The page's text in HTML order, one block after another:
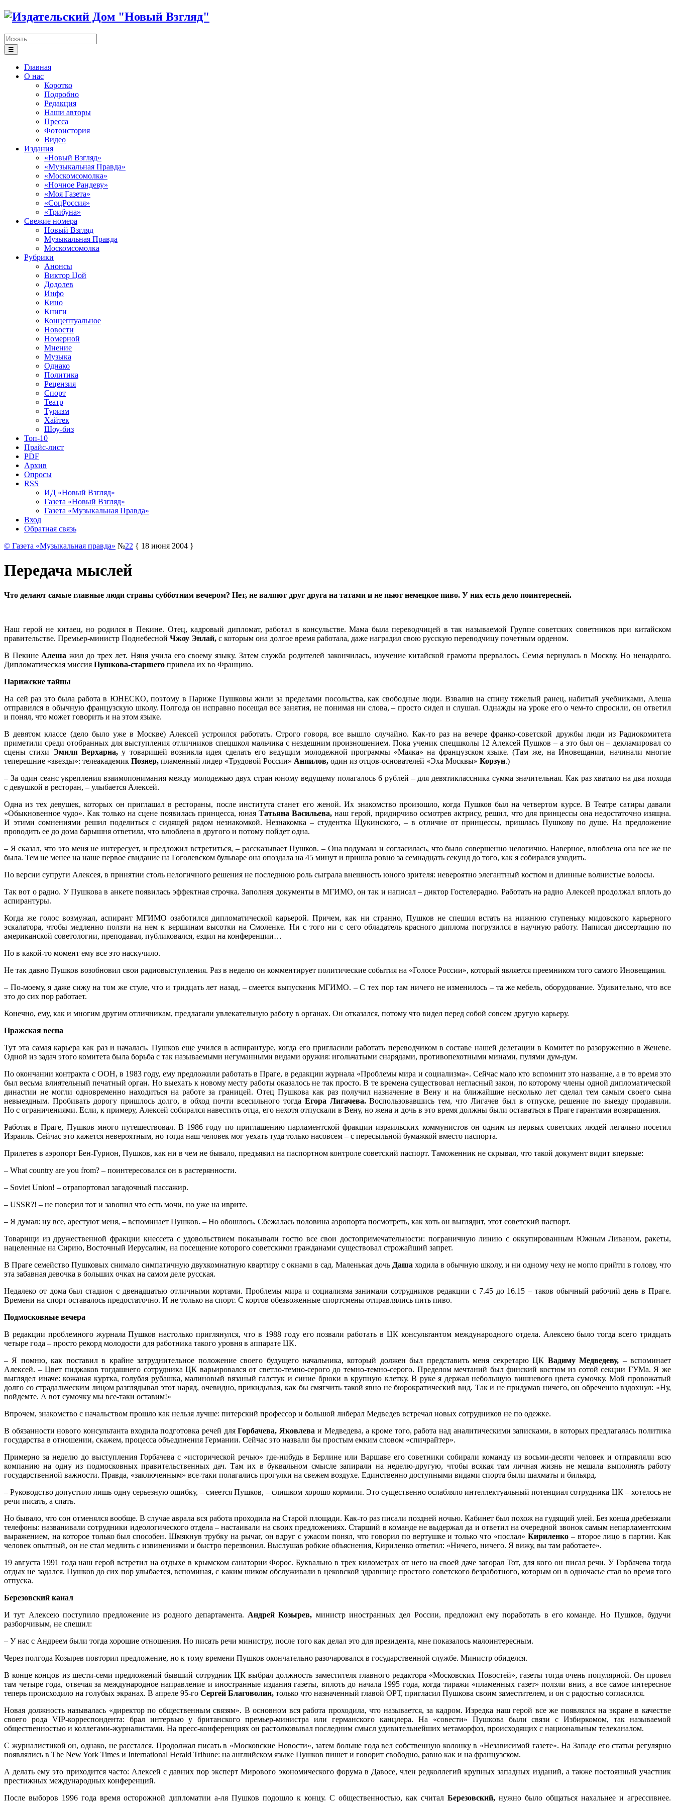
☰
Главная
О нас
Коротко
Подробно
Редакция
Наши авторы
Пресса
Фотоистория
Видео
Издания
«Новый Взгляд»
«Музыкальная Правда»
«Москомсомолка»
«Ночное Рандеву»
«Моя Газета»
«СоцРоссия»
«Трибуна»
Свежие номера
Новый Взгляд
Музыкальная Правда
Москомсомолка
Рубрики
Анонсы
Виктор Цой
Додолев
Инфо
Кино
Книги
Концептуальное
Новости
Номерной
Мнение
Музыка
Однако
Политика
Рецензия
Спорт
Театр
Туризм
Хайтек
Шоу-биз
Топ-10
Прайс-лист
PDF
Архив
Опросы
RSS
ИД «Новый Взгляд»
Газета «Новый Взгляд»
Газета «Музыкальная Правда»
Вход
Обратная связь
© Газета «Музыкальная правда» №22 { 18 июня 2004 }
Передача мыслей
Что делают самые главные люди страны субботним вечером? Нет, не валяют друг друга на татами и не пьют немецкое пиво. У них есть дело поинтересней.
Наш герой не китаец, но родился в Пекине. Отец, кадровый дипломат, работал в консульстве. Мама была переводчицей в так называемой Группе советских советников при китайском
правительстве. Премьер-министр Поднебесной Чжоу Энлай, с которым она долгое время работала, даже наградил свою русскую переводчицу почетным орденом.
В Пекине Алешажил до трех лет. Няня учила его своему языку. Затем служба родителей закончилась, изучение китайской грамоты прервалось. Семья вернулась в Москву. Но ненадолго.
Дипломатическая миссия Пушкова-старшего привела их во Францию.
Парижские тайны
На сей раз это была работа в ЮНЕСКО, поэтому в Париже Пушковы жили за пределами посольства, как свободные люди. Взвалив на спину тяжелый ранец, набитый учебниками, Алеша
отправился в обычную французскую школу. Полгода он исправно посещал все занятия, не понимая ни слова, – просто сидел и слушал. Однажды на уроке его о чем-то спросили, он ответил
и понял, что может говорить и на этом языке.
В девятом классе (дело было уже в Москве) Алексей устроился работать. Строго говоря, все вышло случайно. Как-то раз на вечере франко-советской дружбы люди из Радиокомитета
приметили среди отобранных для выступления отличников спецшкол мальчика с нездешним произношением. Пока ученик спецшколы 12 Алексей Пушков – а это был он – декламировал со
сцены стихи Эмиля Верхарна,у товарищей возникла идея сделать его ведущим молодежной программы «Маяка» на французском языке. (Там же, на Иновещании, начинали многие
теперешние «звезды»: телеакадемик Познер, пламенный лидер «Трудовой России» Анпилов, один из отцов-основателей «Эха Москвы» Корзун.)
– За один сеанс укрепления взаимопонимания между молодежью двух стран юному ведущему полагалось 6 рублей – для девятиклассника сумма значительная. Как раз хватало на два похода
с девушкой в ресторан, – улыбается Алексей.
Одна из тех девушек, которых он приглашал в рестораны, после института станет его женой. Их знакомство произошло, когда Пушков был на четвертом курсе. В Театре сатиры давали
«Обыкновенное чудо». Как только на сцене появилась принцесса, юная Татьяна Васильева, наш герой, придирчиво осмотрев актрису, решил, что для принцессы она недостаточно изящна.
И этими сомнениями решил поделиться с сидящей рядом незнакомкой. Незнакомка – студентка Щукинского, – в отличие от принцессы, пришлась Пушкову по душе. На предложение
проводить ее до дома барышня ответила, что влюблена в другого и потому пойдет одна.
– Я сказал, что это меня не интересует, и предложил встретиться, – рассказывает Пушков. – Она подумала и согласилась, что было совершенно нелогично. Наверное, влюблена она все же не
была. Тем не менее на наше первое свидание на Гоголевском бульваре она опоздала на 45 минут и пришла ровно за семнадцать секунд до того, как я собирался уходить.
По версии супруги Алексея, в принятии столь нелогичного решения не последнюю роль сыграла внешность юного зрителя: невероятно элегантный костюм и длинные волнистые волосы.
Так вот о радио. У Пушкова в анкете появилась эффектная строчка. Заполняя документы в МГИМО, он так и написал – диктор Гостелерадио. Работать на радио Алексей продолжал вплоть до
аспирантуры.
Когда же голос возмужал, аспирант МГИМО озаботился дипломатической карьерой. Причем, как ни странно, Пушков не спешил встать на нижнюю ступеньку мидовского карьерного
эскалатора, чтобы медленно ползти на нем к вершинам высотки на Смоленке. Ни с того ни с сего обладатель красного диплома погрузился в научную работу. Написал диссертацию по
американской советологии, преподавал, публиковался, ездил на конференции…
Но в какой-то момент ему все это наскучило.
Не так давно Пушков возобновил свои радиовыступления. Раз в неделю он комментирует политические события на «Голосе России», который является преемником того самого Иновещания.
– По-моему, я даже сижу на том же стуле, что и тридцать лет назад, – смеется выпускник МГИМО. – С тех пор там ничего не изменилось – та же мебель, оборудование. Удивительно, что все
это до сих пор работает.
Конечно, ему, как и многим другим отличникам, предлагали увлекательную работу в органах. Он отказался, потому что видел перед собой совсем другую карьеру.
Пражская весна
Тут эта самая карьера как раз и началась. Пушков еще учился в аспирантуре, когда его пригласили работать переводчиком в составе нашей делегации в Комитет по разоружению в Женеве.
Одной из задач этого комитета была борьба с так называемыми негуманными видами оружия: игольчатыми снарядами, противопехотными минами, пулями дум-дум.
По окончании контракта с ООН, в 1983 году, ему предложили работать в Праге, в редакции журнала «Проблемы мира и социализма». Сейчас мало кто вспомнит это название, а в то время это
был весьма влиятельный печатный орган. Но выехать к новому месту работы оказалось не так просто. В те времена существовал негласный закон, по которому члены одной дипломатической
династии не могли одновременно находиться на работе за границей. Отец Пушкова как раз получил назначение в Вену и на ближайшие несколько лет сделал тем самым своего сына
невыездным. Пробивать дорогу пришлось долго, в обход почти всесильного тогда Егора Лигачева.Воспользовавшись тем, что Лигачев был в отпуске, решение по выезду продавили.
Но с ограничениями. Если, к примеру, Алексей собирался навестить отца, его нехотя отпускали в Вену, но жена и дочь в это время должны были оставаться в Праге гарантами возвращения.
Работая в Праге, Пушков много путешествовал. В 1986 году по приглашению парламентской фракции израильских коммунистов он одним из первых советских людей легально посетил
Израиль. Сейчас это кажется невероятным, но тогда наш человек мог уехать туда только насовсем – с пересыльной бумажкой вместо паспорта.
Прилетев в аэропорт Бен-Гурион, Пушков, как ни в чем не бывало, предъявил на паспортном контроле советский паспорт. Таможенник не скрывал, что такой документ видит впервые:
– What country are you from? – поинтересовался он в растерянности.
– Soviet Union! – отрапортовал загадочный пассажир.
– USSR?! – не поверил тот и завопил что есть мочи, но уже на иврите.
– Я думал: ну все, арестуют меня, – вспоминает Пушков. – Но обошлось. Сбежалась половина аэропорта посмотреть, как хоть он выглядит, этот советский паспорт.
Товарищи из дружественной фракции кнессета с удовольствием показывали гостю все свои достопримечательности: пограничную линию с оккупированным Южным Ливаном, ракеты,
нацеленные на Сирию, Восточный Иерусалим, на посещение которого советскими гражданами существовал строжайший запрет.
В Праге семейство Пушковых снимало симпатичную двухкомнатную квартиру с окнами в сад. Маленькая дочь Даша ходила в обычную школу, и ни одному чеху не могло прийти в голову, что
эта забавная девочка в больших очках на самом деле русская.
Недалеко от дома был стадион с двенадцатью отличными кортами. Проблемы мира и социализма занимали сотрудников редакции с 7.45 до 16.15 – таков обычный рабочий день в Праге.
Времени на спорт оставалось предостаточно. И не только на спорт. С кортов обезвоженные спортсмены отправлялись пить пиво.
Подмосковные вечера
В редакции проблемного журнала Пушков настолько приглянулся, что в 1988 году его позвали работать в ЦК консультантом международного отдела. Алексею было тогда всего тридцать
четыре года – просто рекорд молодости для работника такого уровня в аппарате ЦК.
– Я помню, как поставил в крайне затруднительное положение своего будущего начальника, который должен был представить меня секретарю ЦК Вадиму Медведеву, – вспоминает
Алексей. – Цвет пиджаков тогдашнего сотрудника ЦК варьировался от светло-темно-серого до темно-темно-серого. Пределом мечтаний был финский костюм из сотой секции ГУМа. Я же
выглядел иначе: кожаная куртка, голубая рубашка, малиновый вязаный галстук и синие брюки в крупную клетку. В руке я держал небольшую вишневого цвета сумочку. Мой провожатый
долго со страдальческим лицом разглядывал этот наряд, очевидно, прикидывая, как бы смягчить такой явно не бюрократический вид. Так и не придумав ничего, он обреченно вздохнул: «Ну,
пойдемте. А вот сумочку мы все-таки оставим!»
Впрочем, знакомство с начальством прошло как нельзя лучше: питерский профессор и большой либерал Медведев встречал новых сотрудников не по одежке.
В обязанности нового консультанта входила подготовка речей дляГорбачева, Яковлева и Медведева, а кроме того, работа над аналитическими записками, в которых предлагалась политика
государства в отношении, скажем, процесса объединения Германии. Сейчас это назвали бы простым емким словом «спичрайтер».
Примерно за неделю до выступления Горбачева с «исторической речью» где-нибудь в Берлине или Варшаве его советники собирали команду из восьми-десяти человек и отправляли всю
компанию на одну из подмосковных правительственных дач. Там их в буквальном смысле запирали на неделю-другую, чтобы всякая там личная жизнь не мешала выполнять работу
государственной важности. Правда, «заключенным» все-таки полагались прогулки на свежем воздухе. Единственно доступными видами спорта были шахматы и бильярд.
– Руководство допустило лишь одну серьезную ошибку, – смеется Пушков, – слишком хорошо кормили. Это существенно ослабляло интеллектуальный потенциал сотрудника ЦК – хотелось не
речи писать, а спать.
Но бывало, что сон отменялся вообще. В случае аврала вся работа проходила на Старой площади. Как-то раз писали поздней ночью. Кабинет был похож на гудящий улей. Без конца дребезжали
телефоны: названивали сотрудники идеологического отдела – настаивали на своих предложениях. Старший в команде не выдержал да и ответил на очередной звонок самым непарламентским
выражением, на которое только был способен. Шмякнув трубку на рычаг, он вдруг с ужасом понял, что говорил по вертушке и только что «послал» Кириленко – второе лицо в партии. Как
человек опытный, он не стал медлить с извинениями и быстро перезвонил. Выслушав робкие объяснения, Кириленко ответил: «Ничего, ничего. Я вижу, вы там работаете».
19 августа 1991 года наш герой встретил на отдыхе в крымском санатории Форос. Буквально в трех километрах от него на своей даче загорал Тот, для кого он писал речи. У Горбачева тогда
отдых не задался. Пушков до сих пор улыбается, вспоминая, с каким шиком обслуживали в цековской здравнице простого советского безработного, которым он в одночасье стал во время того
отпуска.
Березовский канал
И тут Алексею поступило предложение из родного департамента. Андрей Козырев, министр иностранных дел России, предложил ему поработать в его команде. Но Пушков, будучи
разборчивым, не спешил:
– У нас с Андреем были тогда хорошие отношения. Но писать речи министру, после того как делал это для президента, мне показалось малоинтересным.
Через полгода Козырев повторил предложение, но к тому времени Пушков окончательно разочаровался в государственной службе. Министр обиделся.
В конце концов из шести-семи предложений бывший сотрудник ЦК выбрал должность заместителя главного редактора «Московских Новостей», газеты тогда очень популярной. Он провел
там четыре года, отвечая за международное направление и иностранные издания газеты, вплоть до начала 1995 года, когда тиражи «пламенных газет» ползли вниз, а все самое интересное
теперь происходило на голубых экранах. В апреле 95-го Сергей Благоволин, только что назначенный главой ОРТ, пригласил Пушкова своим заместителем, и он с радостью согласился.
Новая должность называлась «директор по общественным связям». В основном вся работа проходила, что называется, за кадром. Изредка наш герой все же появлялся на экране в качестве
своего рода VIP-корреспондента: брал интервью у британского премьер-министра или германского канцлера. На «совести» Пушкова были связи с Избиркомом, так называемой
общественностью и коллегами-журналистами. На пресс-конференциях он растолковывал последним смысл удивительнейших метаморфоз, происходящих с национальным телеканалом.
С журналистикой он, однако, не расстался. Продолжал писать в «Московские Новости», затем больше года вел собственную колонку в «Независимой газете». На Западе его статьи регулярно
появлялись в The New York Times и International Herald Tribune: на английском языке Пушков пишет и говорит свободно, равно как и на французском.
А делать ему это приходится часто: Алексей с давних пор эксперт Мирового экономического форума в Давосе, член редколлегий крупных западных изданий, а также постоянный участник
престижных международных конференций.
После выборов 1996 года время осторожной дипломатии а-ля Пушков подошло к концу. С общественностью, как считал Березовский, нужно было общаться нахальнее и агрессивнее.